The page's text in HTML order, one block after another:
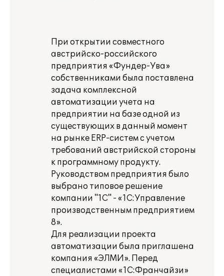
При открытии совместного
австрийско-российского
предприятия «Фундер-Ува»
собственниками была поставлена
задача комплексной
автоматизации учета на
предприятии на базе одной из
существующих в данный момент
на рынке ERP-систем с учетом
требований австрийской стороны
к программному продукту.
Руководством предприятия было
выбрано типовое решение
компании "1С" - «1С:Управление
производственным предприятием
8».
Для реализации проекта
автоматизации была приглашена
компания «ЭЛМИ». Перед
специалистами «1С:Франчайзи»